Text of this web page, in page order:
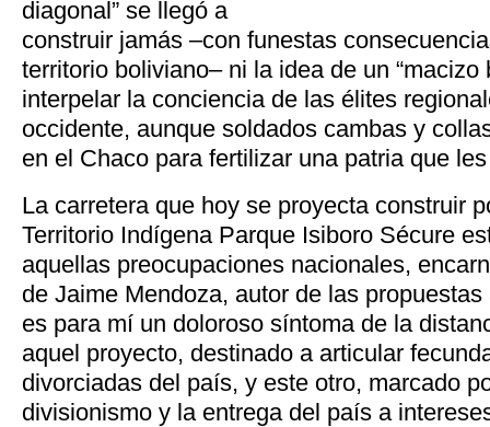
diagonal” se llegó a
construir jamás –con funestas
territorio boliviano– ni la idea de un “macizo
interpelar la conciencia de las élites
occidente, aunque soldados cambas y
en el Chaco para fertilizar una patria que
La carretera que hoy se proyecta construir
Territorio Indígena Parque Isiboro Sécure
aquellas preocupaciones nacionales,
de Jaime Mendoza, autor de las
es para mí un doloroso síntoma de la
aquel proyecto, destinado a articular
divorciadas del país, y este otro, marcado
divisionismo y la entrega del país a